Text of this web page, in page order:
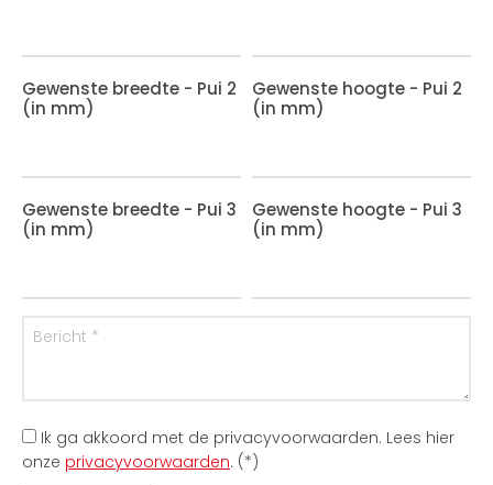
Gewenste breedte - Pui 2
(in mm)
Gewenste hoogte - Pui 2
(in mm)
Gewenste breedte - Pui 3
(in mm)
Gewenste hoogte - Pui 3
(in mm)
Ik ga akkoord met de privacyvoorwaarden. Lees hier
onze privacyvoorwaarden. (*)